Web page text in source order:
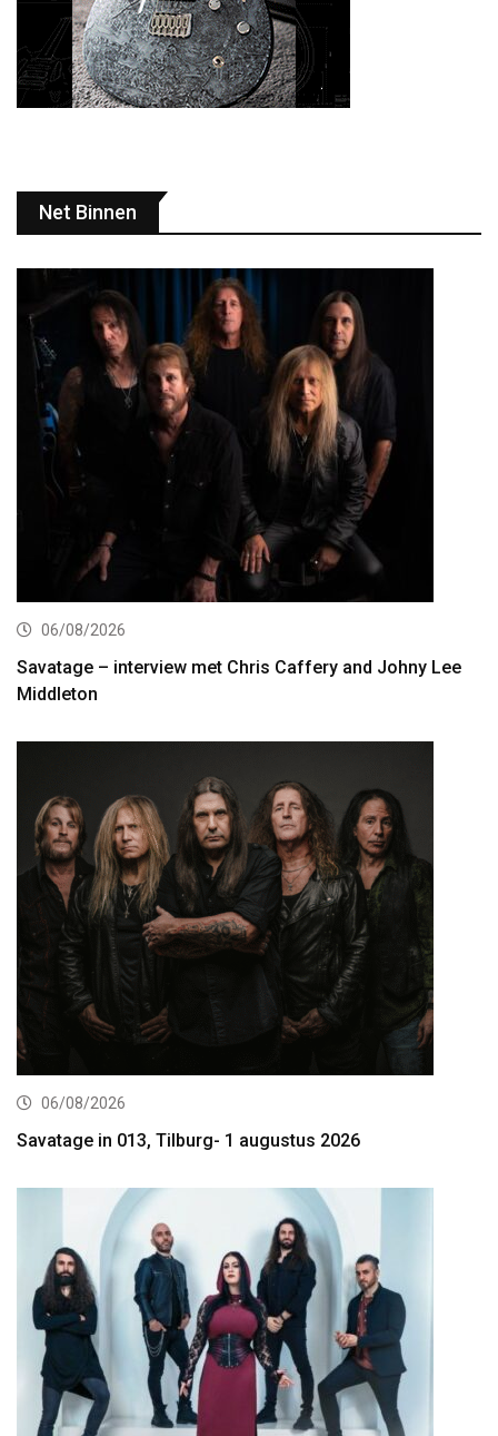
Net Binnen
06/08/2026
Savatage – interview met Chris Caffery and Johny Lee
Middleton
06/08/2026
Savatage in 013, Tilburg- 1 augustus 2026